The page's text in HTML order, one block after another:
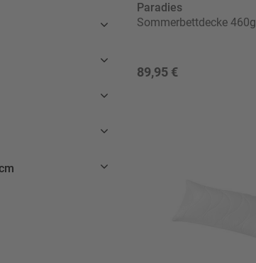
Paradies
Sommerbettdecke 460g
89,95 €